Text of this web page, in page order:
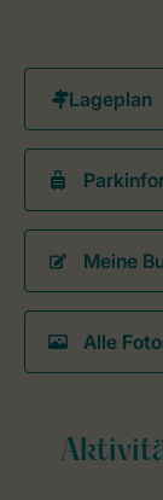
Meine
Alle